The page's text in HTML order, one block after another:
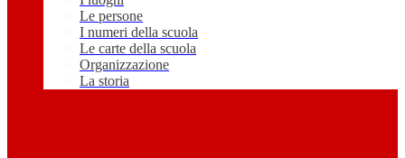
Le persone
I numeri della scuola
Le carte della scuola
Organizzazione
La storia